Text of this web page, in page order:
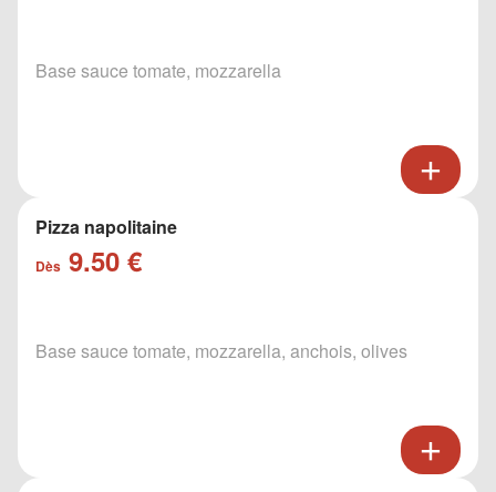
Base sauce tomate, mozzarella
Pizza napolitaine
Dès 9.50 €
Base sauce tomate, mozzarella, anchois, olives